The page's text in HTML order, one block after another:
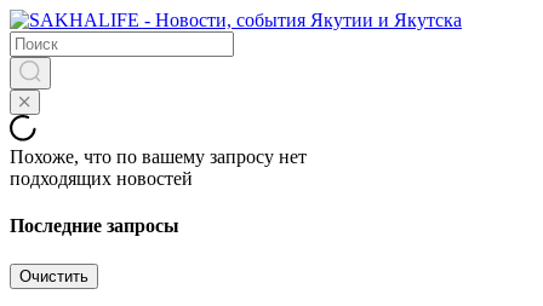
Похоже, что по вашему запросу нет
подходящих новостей
Последние запросы
Очистить